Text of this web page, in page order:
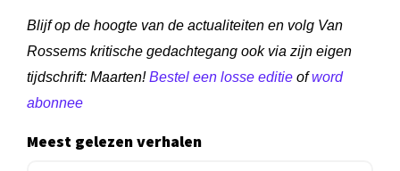
Blijf op de hoogte van de actualiteiten en volg Van
Rossems kritische gedachtegang ook via zijn eigen
tijdschrift: Maarten!Bestel een losse editie ofword
abonnee
Meest gelezen verhalen